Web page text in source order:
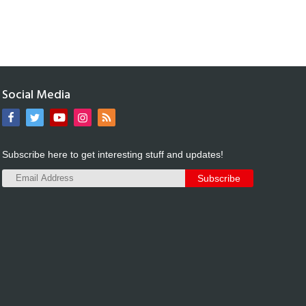
Social Media
Subscribe here to get interesting stuff and updates!